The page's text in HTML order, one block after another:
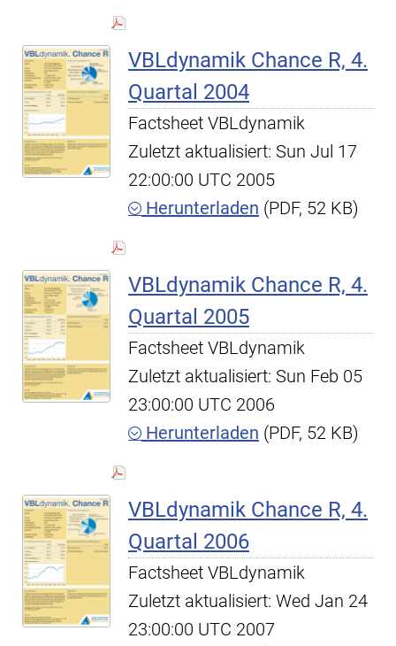
VBLdynamik Chance R, 4.
Quartal 2004
Factsheet VBLdynamik
Zuletzt aktualisiert: Sun Jul 17
22:00:00 UTC 2005
Herunterladen (PDF, 52 KB)
VBLdynamik Chance R, 4.
Quartal 2005
Factsheet VBLdynamik
Zuletzt aktualisiert: Sun Feb 05
23:00:00 UTC 2006
Herunterladen (PDF, 52 KB)
VBLdynamik Chance R, 4.
Quartal 2006
Factsheet VBLdynamik
Zuletzt aktualisiert: Wed Jan 24
23:00:00 UTC 2007